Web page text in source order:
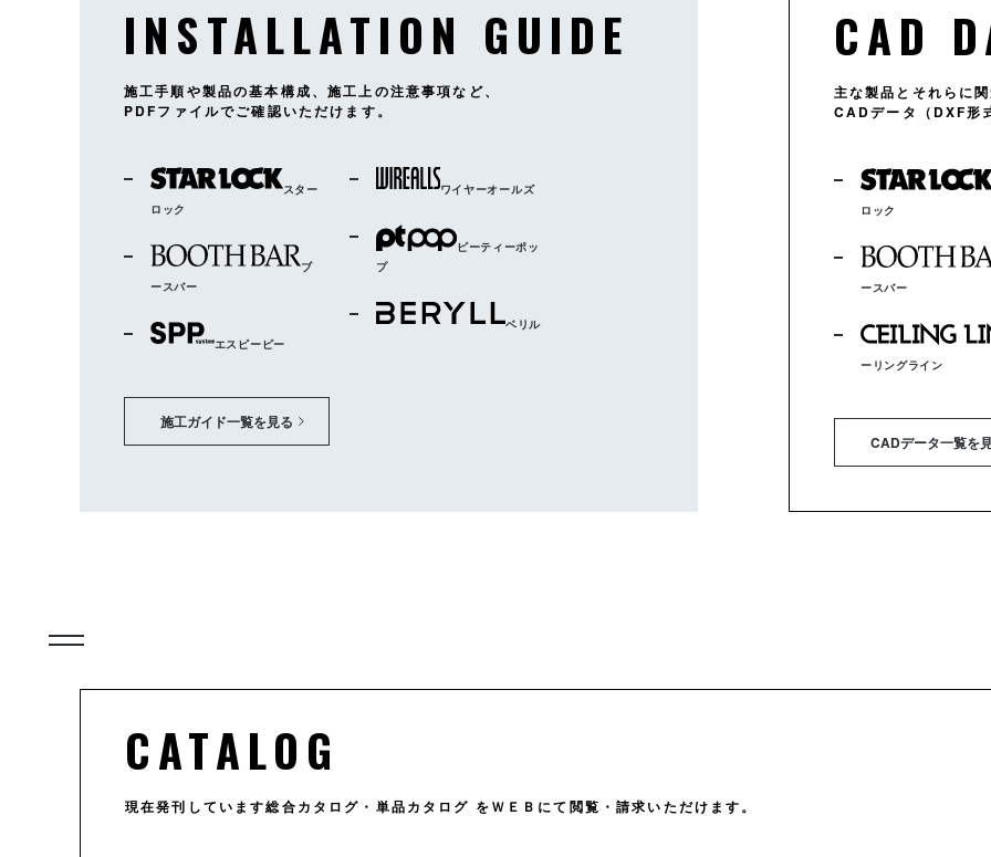
INSTALLATION GUIDE
施工手順や製品の基本構成、施工上の注意事項など、
PDFファイルでご確認いただけます。
スター
ロック
ブ
ースバー
エスピーピー
ワイヤーオールズ
ピーティーポッ
プ
ベリル
施工ガイド一覧を見る
CAD
主な製品とそれらに
CADデータ（DXF形
ロック
ースバー
ーリングライン
CADデータ一覧を
CATALOG
現在発刊しています総合カタログ・単品カタログ をＷＥＢにて閲覧・請求いただけます。